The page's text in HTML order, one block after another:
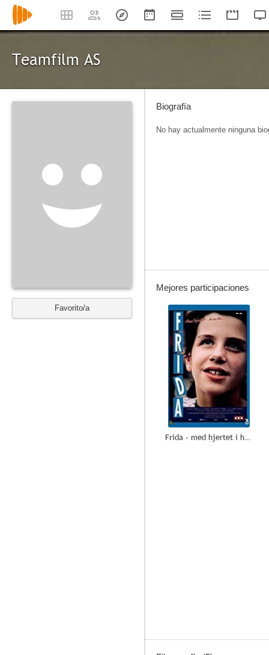
Teamfilm AS
Favorito/a
Biografía
No hay actualmente ninguna
Mejores participaciones
--
Frida - med hjertet i hånden